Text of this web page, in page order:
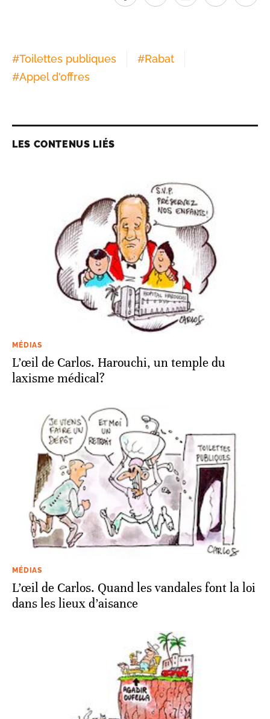
#Toilettes publiques #Rabat
#Appel d'offres
LES CONTENUS LIÉS
MÉDIAS
L’œil de Carlos. Harouchi, un temple du
laxisme médical?
MÉDIAS
L’œil de Carlos. Quand les vandales font la loi
dans les lieux d’aisance